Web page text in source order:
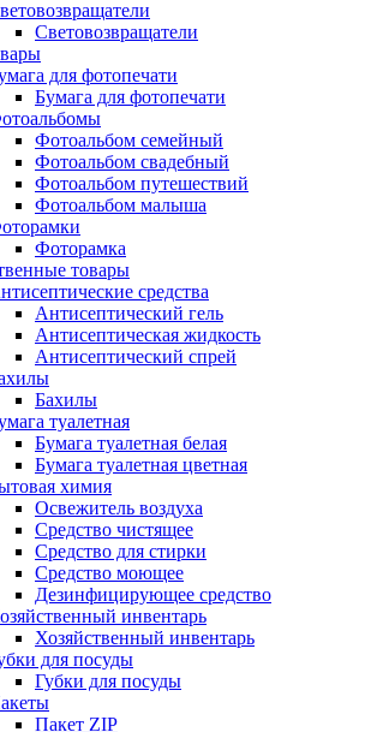
Световозвращатели
для фотопечати
Бумага для фотопечати
Фотоальбом семейный
Фотоальбом свадебный
Фотоальбом путешествий
Фотоальбом малыша
Фоторамка
товары
средства
Антисептический гель
Антисептическая жидкость
Антисептический спрей
Бахилы
туалетная
Бумага туалетная белая
Бумага туалетная цветная
химия
Освежитель воздуха
Средство чистящее
Средство для стирки
Средство моющее
Дезинфицирующее средство
инвентарь
Хозяйственный инвентарь
для посуды
Губки для посуды
Пакет ZIP